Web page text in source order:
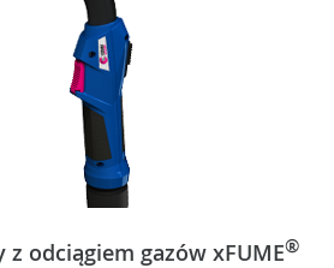
odciągiem gazów xFUME®